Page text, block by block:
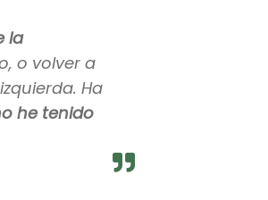
la
o volver a
Ha
he tenido